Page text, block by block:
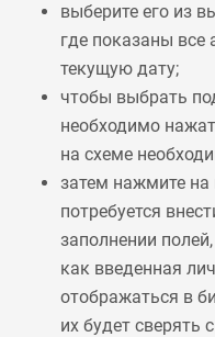
выберите его из
где показаны
текущую дату;
чтобы выбрать
необходимо
на схеме
затем нажмите на
потребуется
заполнении
как введенная
отображаться в
их будет сверять